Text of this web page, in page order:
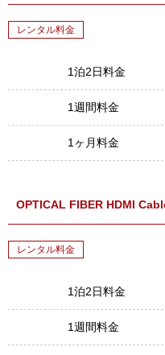
レンタル料金
1泊2日料金
1週間料金
1ヶ月料金
OPTICAL FIBER HDMI
レンタル料金
1泊2日料金
1週間料金